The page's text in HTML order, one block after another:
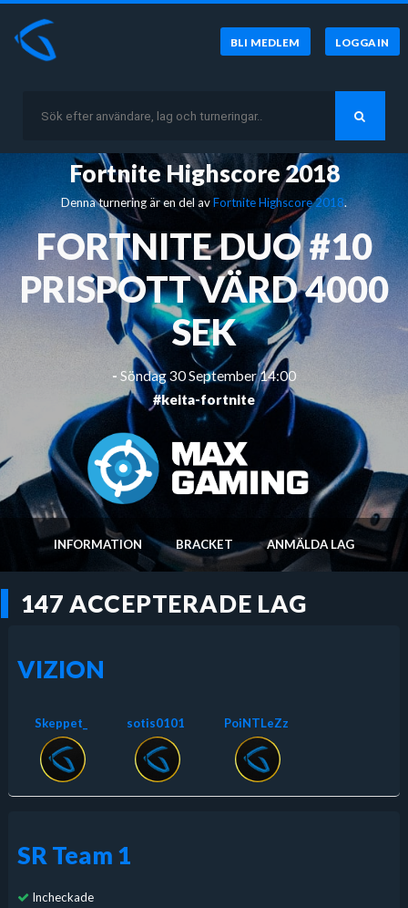
BLI MEDLEM LOGGA IN
Fortnite Highscore 2018
Denna turnering är en del avFortnite Highscore 2018.
FORTNITE DUO #10
PRISPOTT VÄRD 4000
SEK
- Söndag 30 September 14:00
#keita-fortnite
INFORMATION BRACKET ANMÄLDA LAG
147 ACCEPTERADE LAG
VIZION
Skeppet_ sotis0101 PoiNTLeZz
SR Team 1
Incheckade